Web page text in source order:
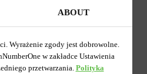
ABOUT
Wyrażenie zgody jest dobrowolne.
w zakładce Ustawienia
przetwarzania. Polityka